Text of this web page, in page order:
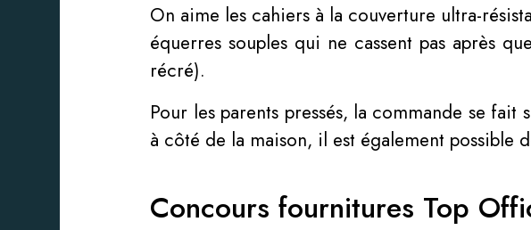
On aime les cahiers à la couverture ultra-
équerres souples qui ne cassent pas après
récré).
Pour les parents pressés, la commande se
à côté de la maison, il est également possible
Concours fournitures Top